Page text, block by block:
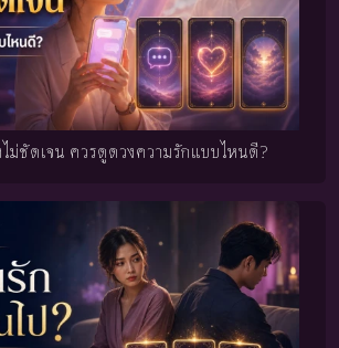
ม่ชัดเจน ควรดูดวงความรักแบบไหนดี?